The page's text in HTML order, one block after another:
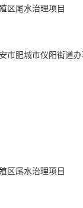
区尾水治理项目
市肥城市仪阳街道
区尾水治理项目